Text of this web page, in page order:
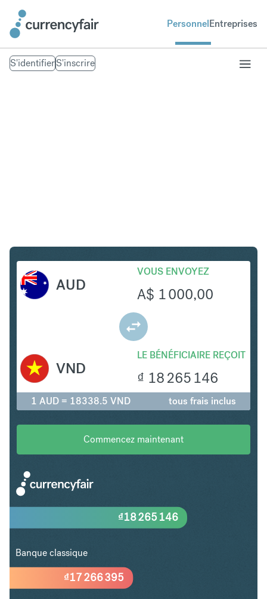
PersonnelEntreprises
S'identifierS'inscrire
AUD
VOUS ENVOYEZ
A$ 1 000,00
LE BÉNÉFICIAIRE REÇOIT
₫ 18 265 146
VND
1 AUD = 18338.5 VND tous frais inclus
Commencez maintenant
₫17 266 395
₫18 265 146
Banque classique